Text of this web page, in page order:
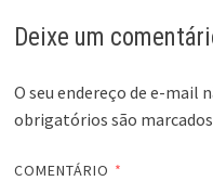
Deixe um
O seu endereço de e-mail
obrigatórios são
COMENTÁRIO *